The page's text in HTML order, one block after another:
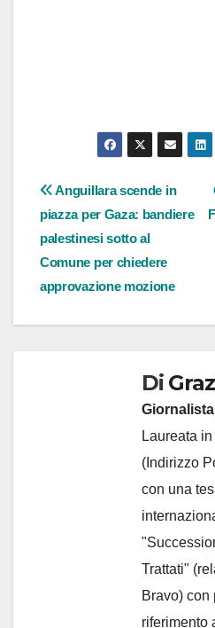
Navigazione
articoli
Anguillara scende in
piazza per Gaza: bandiere
palestinesi sotto al
Comune per chiedere
approvazione mozione
Di
Laureata
(Indirizzo
con una
Trattati"
Bravo) con
riferimento